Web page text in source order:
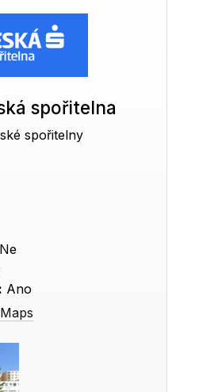
spořitelna
spořitelny
Ne
Ano